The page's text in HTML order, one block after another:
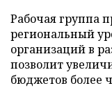
Рабочая группа
региональный
организаций в
позволит
бюджетов более